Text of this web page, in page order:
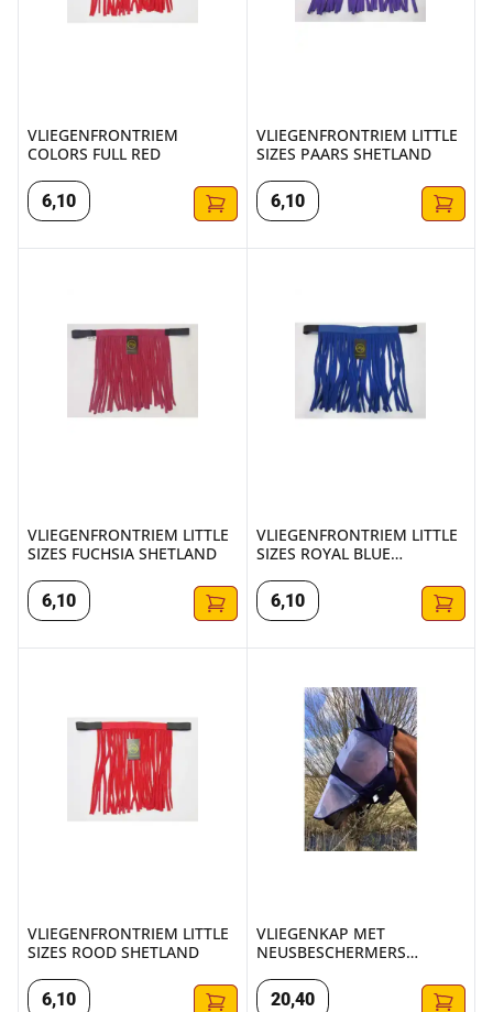
VLIEGENFRONTRIEM
COLORS FULL RED
6,10
VLIEGENFRONTRIEM LITTLE
SIZES PAARS SHETLAND
6,10
VLIEGENFRONTRIEM LITTLE
SIZES FUCHSIA SHETLAND
6,10
VLIEGENFRONTRIEM LITTLE
SIZES ROYAL BLUE
6,10
VLIEGENFRONTRIEM LITTLE
SIZES ROOD SHETLAND
6,10
VLIEGENKAP MET
NEUSBESCHERMERS
20,40